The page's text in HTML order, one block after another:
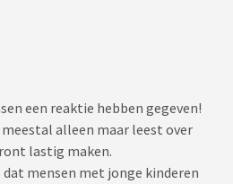
een reaktie hebben gegeven!
alleen maar leest over
lastig maken.
mensen met jonge kinderen